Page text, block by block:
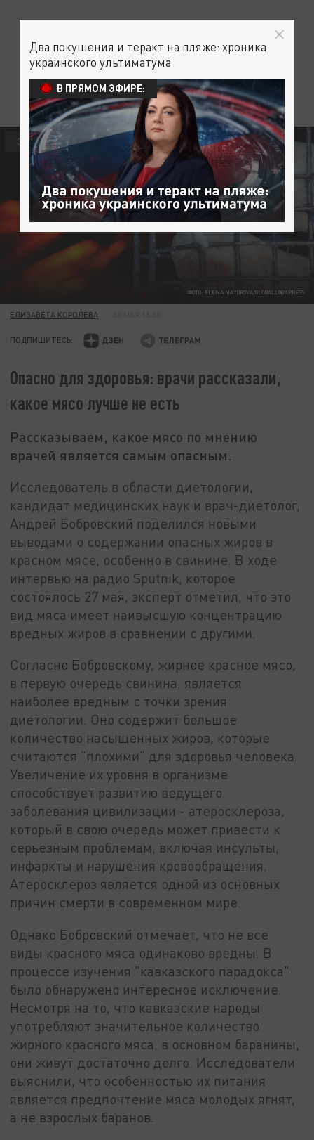
ФОТО: ELENA MAYOROVA/GLOBALLOOKPRESS
ЗДОРОВЬЕ
ЕЛИЗАВЕТА КОРОЛЕВА
ПОДПИШИТЕСЬ:
Опасно для здоровья: врачи рассказали,
какое мясо лучше не есть
Рассказываем, какое мясо по мнению
врачей является самым опасным.
Исследователь в области диетологии,
кандидат медицинских наук и врач-диетолог,
Андрей Бобровский поделился новыми
выводами о содержании опасных жиров в
красном мясе, особенно в свинине. В ходе
интервью на радио Sputnik, которое
состоялось 27 мая, эксперт отметил, что это
вид мяса имеет наивысшую концентрацию
вредных жиров в сравнении с другими.
Согласно Бобровскому, жирное красное мясо,
в первую очередь свинина, является
наиболее вредным с точки зрения
диетологии. Оно содержит большое
количество насыщенных жиров, которые
считаются "плохими" для здоровья человека.
Увеличение их уровня в организме
способствует развитию ведущего
заболевания цивилизации - атеросклероза,
который в свою очередь может привести к
серьезным проблемам, включая инсульты,
инфаркты и нарушения кровообращения.
Атеросклероз является одной из основных
причин смерти в современном мире.
Однако Бобровский отмечает, что не все
виды красного мяса одинаково вредны. В
процессе изучения "кавказского парадокса"
было обнаружено интересное исключение.
Несмотря на то, что кавказские народы
употребляют значительное количество
жирного красного мяса, в основном баранины,
они живут достаточно долго. Исследователи
выяснили, что особенностью их питания
является предпочтение мяса молодых ягнят,
а не взрослых баранов.
Два покушения и теракт на пляже: хроника
украинского ультиматума
В ПРЯМОМ ЭФИРЕ: